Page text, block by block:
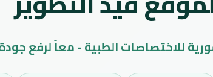
للاختصاصات الطبية - معاً لرفع